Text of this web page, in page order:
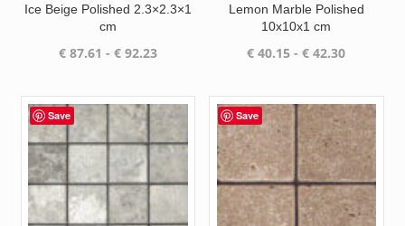
Ice Beige Polished 2.3×2.3×1
cm
€87.61 - €92.23Prijsklasse:
€ 92.23
Lemon Marble Polished
10x10x1 cm
€ 40.15 - € 42.30
€ 42.30
Save Save